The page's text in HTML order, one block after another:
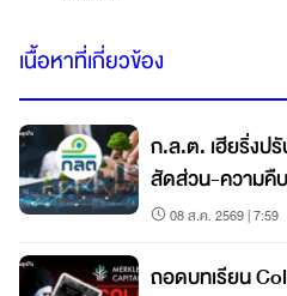
เนื้อหาที่เกี่ยวข้อง
ก.ล.ต. เฮียริ่งป
สัดส่วน-ความคื
08 ส.ค. 2569 | 7:59
ถอดบทเรียน